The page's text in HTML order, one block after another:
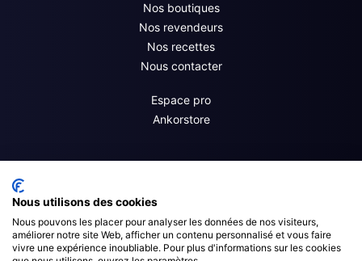
Nos boutiques
Nos revendeurs
Nos recettes
Nous contacter
Espace pro
Ankorstore
Nous utilisons des cookies
Nous pouvons les placer pour analyser les données de nos visiteurs,
améliorer notre site Web, afficher un contenu personnalisé et vous faire
vivre une expérience inoubliable. Pour plus d'informations sur les cookies